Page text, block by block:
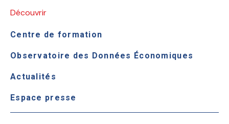
Découvrir
Centre de formation
Observatoire des Données Économiques
Actualités
Espace presse